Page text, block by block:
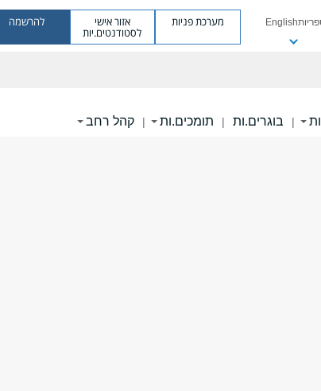
English מערכת פניות אזור אישי
לסטודנטים.יות
להרשמה
| בוגרים.ות | תומכים.ות | קהל רחב